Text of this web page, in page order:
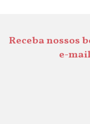
Receba nossos
e-mail